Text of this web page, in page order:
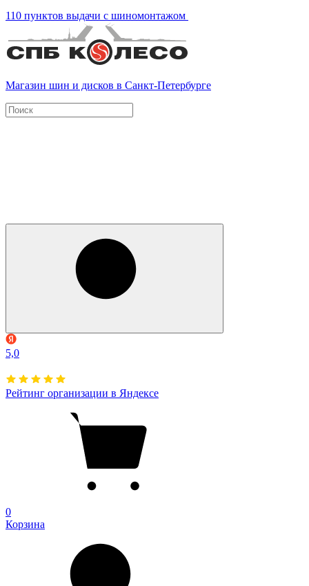
110 пунктов выдачи с шиномонтажом
Магазин шин и дисков в Санкт-Петербурге
5,0
Рейтинг организации в Яндексе
0
Корзина